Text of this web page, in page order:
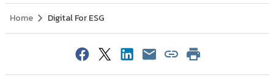
Home Digital For ESG